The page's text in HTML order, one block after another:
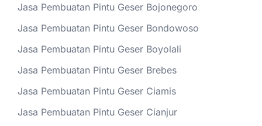
Jasa Pembuatan Pintu Geser Bojonegoro
Jasa Pembuatan Pintu Geser Bondowoso
Jasa Pembuatan Pintu Geser Boyolali
Jasa Pembuatan Pintu Geser Brebes
Jasa Pembuatan Pintu Geser Ciamis
Jasa Pembuatan Pintu Geser Cianjur